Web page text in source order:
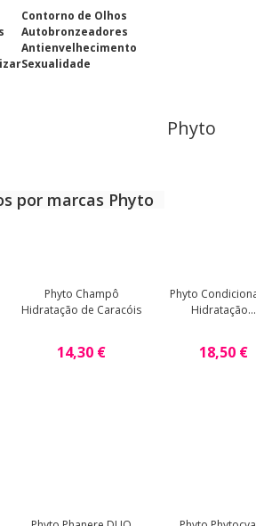
Contorno de Olhos
Autobronzeadores
Antienvelhecimento
Sexualidade
Phyto
por marcas Phyto
Phyto Champô
Hidratação de Caracóis
14,30 €
Phyto
Hidratação...
18,50 €